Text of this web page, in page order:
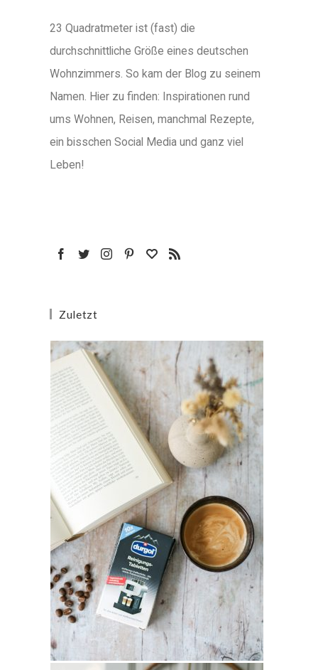
23 Quadratmeter ist (fast) die
durchschnittliche Größe eines deutschen
Wohnzimmers. So kam der Blog zu seinem
Namen. Hier zu finden: Inspirationen rund
ums Wohnen, Reisen, manchmal Rezepte,
ein bisschen Social Media und ganz viel
Leben!
Zuletzt